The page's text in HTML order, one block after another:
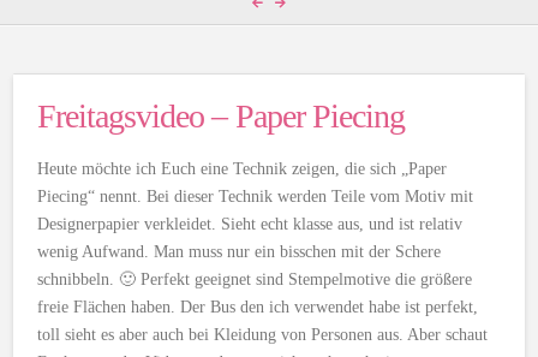
Freitagsvideo – Paper Piecing
Heute möchte ich Euch eine Technik zeigen, die sich „Paper
Piecing“ nennt. Bei dieser Technik werden Teile vom Motiv mit
Designerpapier verkleidet. Sieht echt klasse aus, und ist relativ
wenig Aufwand. Man muss nur ein bisschen mit der Schere
schnibbeln. 🙂 Perfekt geeignet sind Stempelmotive die größere
freie Flächen haben. Der Bus den ich verwendet habe ist perfekt,
toll sieht es aber auch bei Kleidung von Personen aus. Aber schaut